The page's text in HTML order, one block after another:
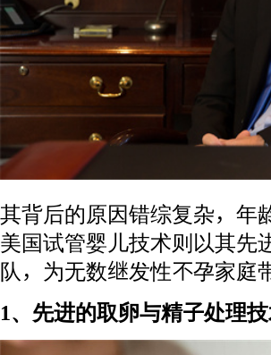
其背后的原因错综复杂，年
美国试管婴儿技术则以其先
队，为无数继发性不孕家庭
1、先进的取卵与精子处理